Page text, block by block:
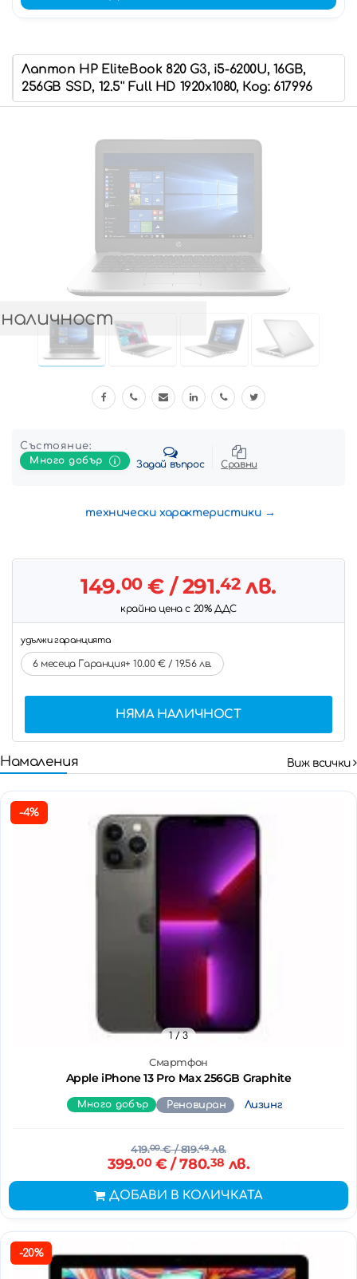
Лаптоп HP EliteBook 820 G3, i5-6200U, 16GB,
256GB SSD, 12.5'' Full HD 1920x1080, Код: 617996
Състояние:
Много добър
Задай въпрос Сравни
технически характеристики
149.00€ / 291.42лв.
крайна цена с 20% ДДС
удължи гаранцията
6 месеца Гаранция+ 10.00 € / 19.56 лв.
НЯМА НАЛИЧНОСТ
Намаления Виж всички
-4%
Смартфон
Apple iPhone 13 Pro Max 256GB Graphite
1/ 3
Много добър Реновиран Лизинг
419.00€/ 819.49лв.
399.00€ / 780.38 лв.
ДОБАВИ В КОЛИЧКАТА
-20%